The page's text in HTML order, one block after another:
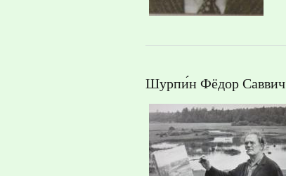
Шурпи́н Фёдор Саввич